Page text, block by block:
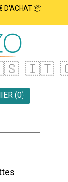
D'ACHAT 📦
🇮🇹
(0)